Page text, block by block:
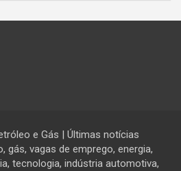
e Gás | Últimas notícias
gás, vagas de emprego, energia,
tecnologia, indústria automotiva,